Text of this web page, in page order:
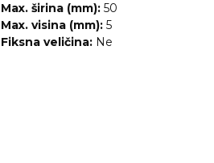
Max. širina (mm): 50
Max. visina (mm): 5
Fiksna veličina: Ne